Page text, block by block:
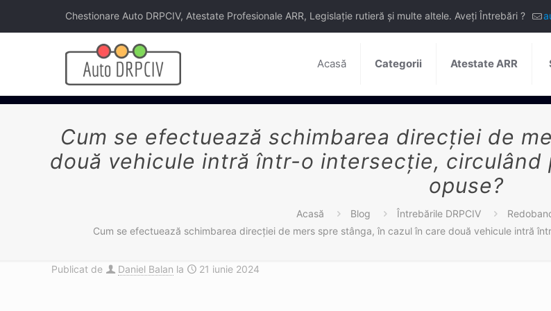
Chestionare Auto DRPCIV, Atestate Profesionale ARR, Legislație rutieră și multe altele. Aveți Întrebări ?
Acasă Categorii Atestate ARR
Cum se efectuează schimbarea direcţiei de
două vehicule intră într-o intersecţie, circulând
opuse?
Acasă Blog Întrebările DRPCIV
Cum se efectuează schimbarea direcţiei de mers spre stânga, în cazul în care două vehicule intră
Publicat de Daniel Balan la 21 iunie 2024